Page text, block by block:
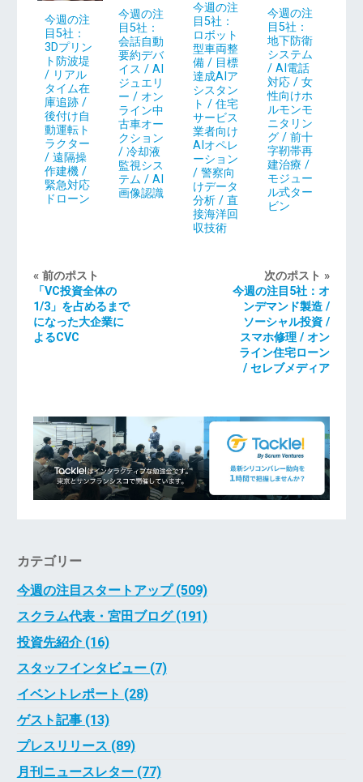
今週の注
目5社：
3Dプリン
ト防波堤
/ リアル
タイム在
庫追跡 /
後付け自
動運転ト
ラクター
/ 遠隔操
作建機 /
緊急対応
ドローン
今週の注
目5社：
会話自動
要約デバ
イス / AI
ジュエリ
ー / オン
ライン中
古車オー
クション
/ 冷却液
監視シス
テム / AI
画像認識
今週の注
目5社：
ロボット
型車両整
備 / 目標
達成AIア
シスタン
ト / 住宅
サービス
業者向け
AIオペレ
ーション
/ 警察向
けデータ
分析 / 直
接海洋回
収技術
今週の注
目5社：
地下防衛
システム
/ AI電話
対応 / 女
性向けホ
ルモンモ
ニタリン
グ / 前十
字靭帯再
建治療 /
モジュー
ル式ター
ビン
« 前のポスト
「VC投資全体の
1/3」を占めるまで
になった大企業に
よるCVC
次のポスト »
今週の注目5社：オ
ンデマンド製造 /
ソーシャル投資 /
スマホ修理 / オン
ライン住宅ローン
/ セレブメディア
カテゴリー
今週の注目スタートアップ (509)
スクラム代表・宮田ブログ (191)
投資先紹介 (16)
スタッフインタビュー (7)
イベントレポート (28)
ゲスト記事 (13)
プレスリリース (89)
月刊ニュースレター (77)